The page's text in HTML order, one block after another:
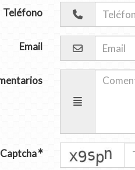
Teléfono
Email
Captcha